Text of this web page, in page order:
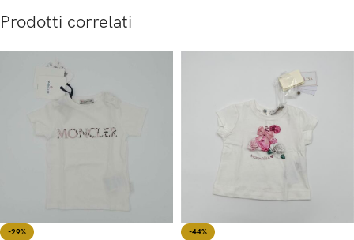
Prodotti correlati
-29% -44%